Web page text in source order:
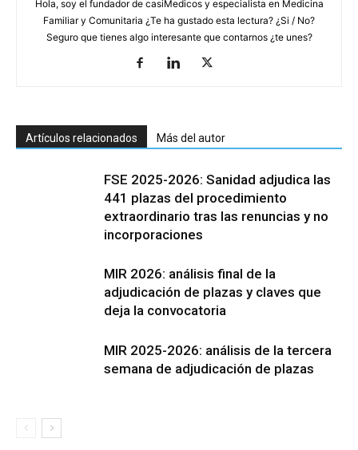
Hola, soy el fundador de casiMedicos y especialista en Medicina
Familiar y Comunitaria ¿Te ha gustado esta lectura? ¿Si / No?
Seguro que tienes algo interesante que contarnos ¿te unes?
Artículos relacionados Más del autor
FSE 2025-2026: Sanidad adjudica las
441 plazas del procedimiento
extraordinario tras las renuncias y no
incorporaciones
MIR 2026: análisis final de la
adjudicación de plazas y claves que
deja la convocatoria
MIR 2025-2026: análisis de la tercera
semana de adjudicación de plazas